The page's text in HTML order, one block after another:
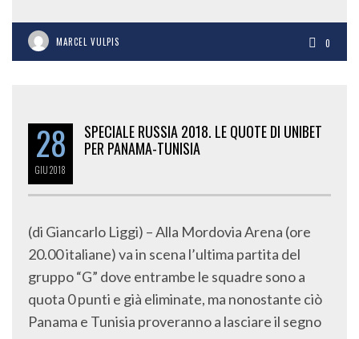
MARCEL VULPIS 0
28
GIU2018
SPECIALE RUSSIA 2018. LE QUOTE DI UNIBET
PER PANAMA-TUNISIA
(di Giancarlo Liggi) – Alla Mordovia Arena (ore
20.00 italiane) va in scena l’ultima partita del
gruppo “G” dove entrambe le squadre sono a
quota 0 punti e già eliminate, ma nonostante ciò
Panama e Tunisia proveranno a lasciare il segno